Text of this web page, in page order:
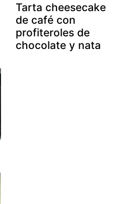
Tarta cheesecake
de café con
profiteroles de
chocolate y nata